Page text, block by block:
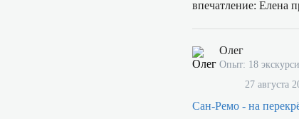
впечатление: Елена
Олег
Опыт: 18
27 августа
Сан-Ремо - на